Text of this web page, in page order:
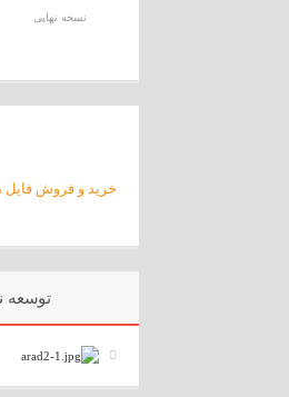
نسخه نهایی
خرید و فروش فایل
توسعه